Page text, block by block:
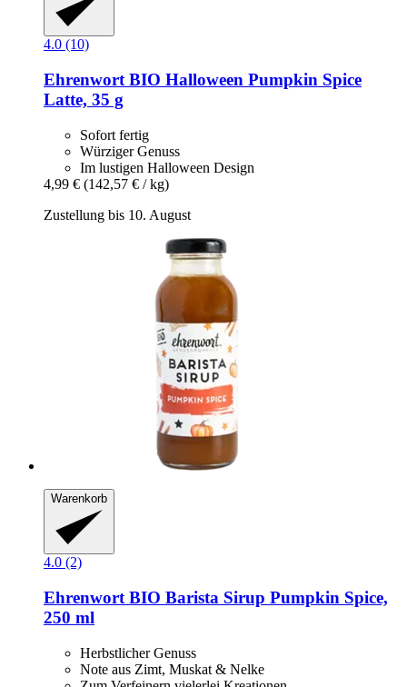
4.0 (10)
Ehrenwort BIO Halloween Pumpkin Spice
Latte, 35 g
Sofort fertig
Würziger Genuss
Im lustigen Halloween Design
4,99 € (142,57 € / kg)
Zustellung bis 10. August
Warenkorb
4.0 (2)
Ehrenwort BIO Barista Sirup Pumpkin Spice,
250 ml
Herbstlicher Genuss
Note aus Zimt, Muskat & Nelke